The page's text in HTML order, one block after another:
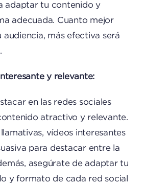
adaptar tu contenido y
adecuada. Cuanto mejor
más efectiva será
y relevante:
en las redes sociales
atractivo y relevante.
vídeos interesantes
para destacar entre la
asegúrate de adaptar tu
y formato de cada red social